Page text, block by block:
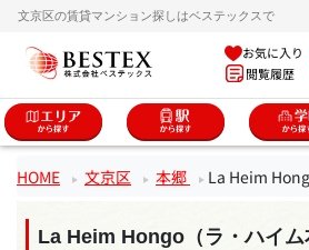
文京区の賃貸マンション探しはベステックスで
お気に入り
閲覧履歴
HOME 文京区 本郷 La Heim
La Heim Hongo（ラ・ハイム